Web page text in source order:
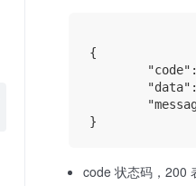
{
code 状态码，200